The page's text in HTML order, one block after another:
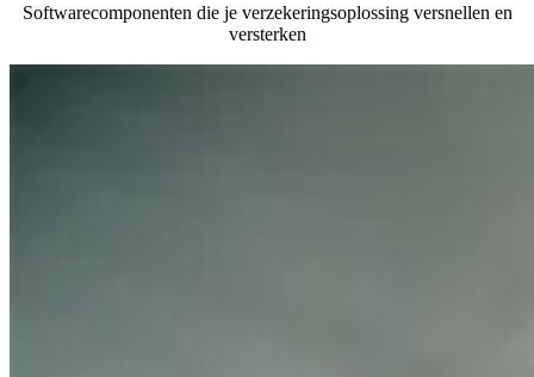
Softwarecomponenten die je verzekeringsoplossing versnellen en
versterken